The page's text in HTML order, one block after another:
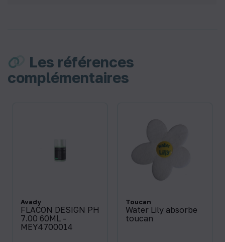
Les références
complémentaires
Avady
FLACON DESIGN PH
7.00 60ML -
MEY4700014
Toucan
Water Lily absorbe
toucan